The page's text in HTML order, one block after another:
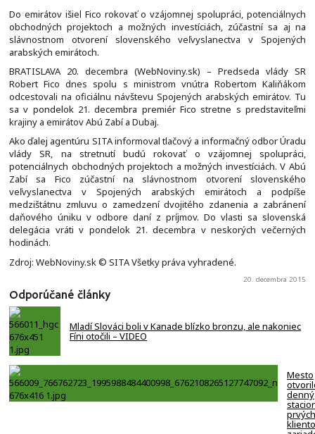
Do emirátov išiel Fico rokovať o vzájomnej spolupráci, potenciálnych
obchodných projektoch a možných investíciách, zúčastní sa aj na
slávnostnom otvorení slovenského veľvyslanectva v Spojených
arabských emirátoch.
BRATISLAVA 20. decembra (WebNoviny.sk) – Predseda vlády SR
Robert Fico dnes spolu s ministrom vnútra Robertom Kaliňákom
odcestovali na oficiálnu návštevu Spojených arabských emirátov. Tu
sa v pondelok 21. decembra premiér Fico stretne s predstaviteľmi
krajiny a emirátov Abú Zabí a Dubaj.
Ako ďalej agentúru SITA informoval tlačový a informačný odbor Úradu
vlády SR, na stretnutí budú rokovať o vzájomnej spolupráci,
potenciálnych obchodných projektoch a možných investíciách. V Abú
Zabí sa Fico zúčastní na slávnostnom otvorení slovenského
veľvyslanectva v Spojených arabských emirátoch a podpíše
medzištátnu zmluvu o zamedzení dvojitého zdanenia a zabránení
daňového úniku v odbore daní z príjmov. Do vlasti sa slovenská
delegácia vráti v pondelok 21. decembra v neskorých večerných
hodinách.
Zdroj: WebNoviny.sk © SITA Všetky práva vyhradené.
20. decembra 2015
Odporúčané články
Mladí Slováci boli v Kanade blízko bronzu, ale nakoniec
Fíni otočili – VIDEO
Mesto
denný
prvých